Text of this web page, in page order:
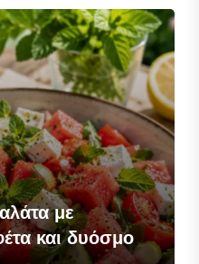
με
και δυόσμο